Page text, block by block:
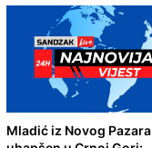
Mladić iz Novog Pazara